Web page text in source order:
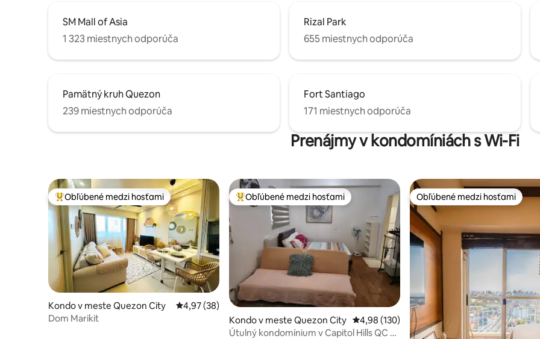
SM Mall of Asia
1 323 miestnych odporúča
Rizal Park
655 miestnych odporúča
Pamätný kruh Quezon
239 miestnych odporúča
Fort Santiago
171 miestnych odporúča
Prenájmy v kondomíniách s Wi-Fi
Najobľúbenejšie medzi hosťami
Obľúbené medzi hosťami
Kondo v meste Quezon City Priemerné ohodnotenie 4,97 z 5, počet hodnotení: 38
4,97 (38)
Dom Marikit
Najobľúbenejšie medzi hosťami
Obľúbené medzi hosťami
Kondo v meste Quezon City Priemerné ohodnotenie 4,98 z 5, počet
4,98 (130)
Útulný kondomínium v Capitol Hills QC s
Obľúbené medzi hosťami
Obľúbené medzi hosťami